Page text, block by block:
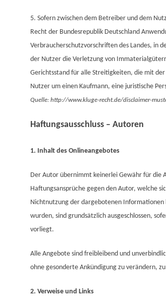
5. Sofern zwischen dem Betreiber und dem
Recht der Bundesrepublik Deutschland
Verbraucherschutzvorschriften des Landes, in
der Nutzer die Verletzung von
Gerichtsstand für alle Streitigkeiten, die mit
Nutzer um einen Kaufmann, eine juristische
Quelle: http://www.kluge-recht.de/disclaimer-
Haftungsausschluss – Autoren
1. Inhalt des Onlineangebotes
Der Autor übernimmt keinerlei Gewähr für
Haftungsansprüche gegen den Autor, welche
Nichtnutzung der dargebotenen
wurden, sind grundsätzlich ausgeschlossen,
vorliegt.
Alle Angebote sind freibleibend und
ohne gesonderte Ankündigung zu verändern,
2. Verweise und Links